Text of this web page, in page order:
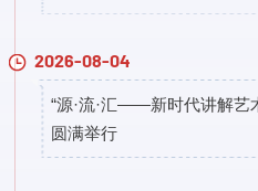
2026-08-04
“源·流·汇——新时代讲解艺
圆满举行